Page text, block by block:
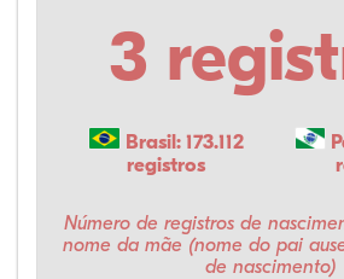
3
Brasil: 173.112
registros
Número de registros de
nome da mãe (nome do pai
de nascimento)